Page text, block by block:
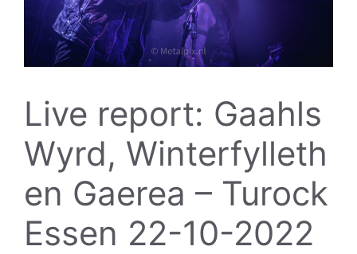
Live report: Gaahls
Wyrd, Winterfylleth
en Gaerea – Turock
Essen 22-10-2022